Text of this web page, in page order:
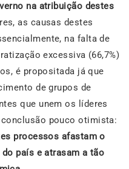
na atribuição destes
as causas destes
na falta de
excessiva (66,7%)
é propositada já que
de grupos de
que unem os líderes
pouco otimista:
processos afastam o
país e atrasam a tão